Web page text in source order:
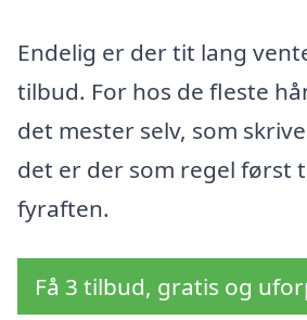
Endelig er der tit lang
tilbud. For hos de fleste
det mester selv, som
det er der som regel først
fyraften.
Få 3 tilbud, gratis og